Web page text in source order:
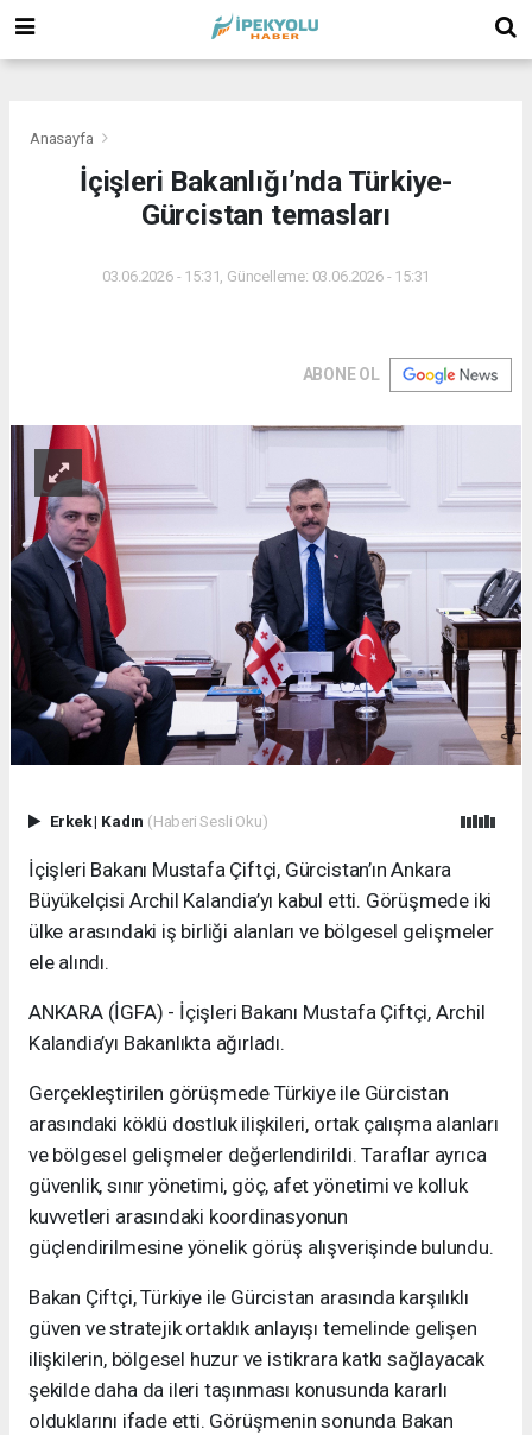
Anasayfa
İçişleri Bakanlığı’nda Türkiye-
Gürcistan temasları
03.06.2026 - 15:31, Güncelleme: 03.06.2026 - 15:31
ABONE OL
Erkek| Kadın (Haberi Sesli Oku)
İçişleri Bakanı Mustafa Çiftçi, Gürcistan’ın Ankara
Büyükelçisi Archil Kalandia’yı kabul etti. Görüşmede iki
ülke arasındaki iş birliği alanları ve bölgesel gelişmeler
ele alındı.
ANKARA (İGFA) - İçişleri Bakanı Mustafa Çiftçi, Archil
Kalandia’yı Bakanlıkta ağırladı.
Gerçekleştirilen görüşmede Türkiye ile Gürcistan
arasındaki köklü dostluk ilişkileri, ortak çalışma alanları
ve bölgesel gelişmeler değerlendirildi. Taraflar ayrıca
güvenlik, sınır yönetimi, göç, afet yönetimi ve kolluk
kuvvetleri arasındaki koordinasyonun
güçlendirilmesine yönelik görüş alışverişinde bulundu.
Bakan Çiftçi, Türkiye ile Gürcistan arasında karşılıklı
güven ve stratejik ortaklık anlayışı temelinde gelişen
ilişkilerin, bölgesel huzur ve istikrara katkı sağlayacak
şekilde daha da ileri taşınması konusunda kararlı
olduklarını ifade etti. Görüşmenin sonunda Bakan